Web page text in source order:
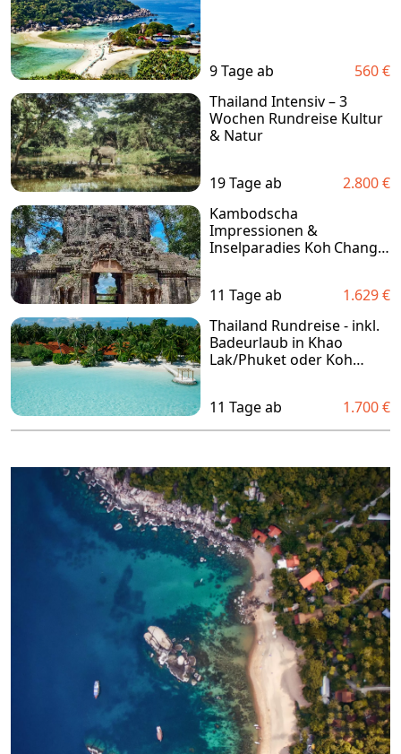
9 Tage ab
560 €
Thailand Intensiv – 3
Wochen Rundreise Kultur
& Natur
19 Tage ab
2.800 €
Kambodscha
Impressionen &
Inselparadies Koh Chang –
11 Tage ab
1.629 €
Thailand Rundreise - inkl.
Badeurlaub in Khao
Lak/Phuket oder Koh
11 Tage ab
1.700 €